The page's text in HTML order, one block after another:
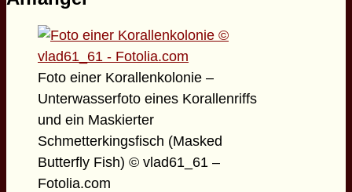
Foto einer Korallenkolonie –
Unterwasserfoto eines Korallenriffs
und ein Maskierter
Schmetterkingsfisch (Masked
Butterfly Fish) © vlad61_61 –
Fotolia.com